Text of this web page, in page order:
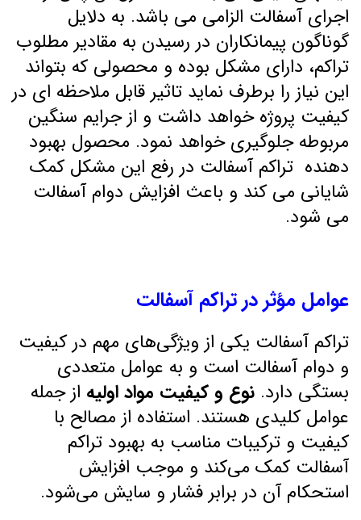
اجرای آسفالت الزامی می باشد. به دلایل
گوناگون پیمانکاران در رسیدن به مقادیر مطلوب
تراکم، دارای مشکل بوده و محصولی که بتواند
این نیاز را برطرف نماید تاثیر قابل ملاحظه ای در
کیفیت پروژه خواهد داشت و از جرایم سنگین
مربوطه جلوگیری خواهد نمود. محصول بهبود
دهنده تراکم آسفالت در رفع این مشکل کمک
شایانی می کند و باعث افزایش دوام آسفالت
می شود.
عوامل مؤثر در تراکم آسفالت
تراکم آسفالت یکی از ویژگی‌های مهم در کیفیت
و دوام آسفالت است و به عوامل متعددی
بستگی دارد. نوع و کیفیت مواد اولیه از جمله
عوامل کلیدی هستند. استفاده از مصالح با
کیفیت و ترکیبات مناسب به بهبود تراکم
آسفالت کمک می‌کند و موجب افزایش
استحکام آن در برابر فشار و سایش می‌شود.